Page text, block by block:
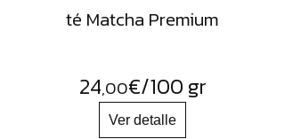
té Matcha Premium
24,00€/100 gr